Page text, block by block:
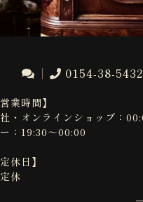
0154-38-5432
営業時間】
・オンラインショップ：
：19:30～00:00
定休日】
休